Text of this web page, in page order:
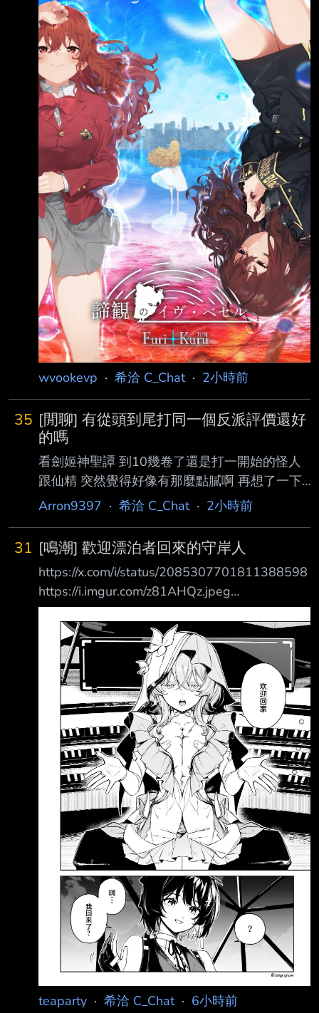
galgame這幾年有啥大作嗎？ -- 廢村少女賣得
不錯 記得是一群民俗學社團學生誤入某個異界
化的廢村 最後逃出來的故事 不過身上多少都有
殘留影響 奧丁老勞模了 當初看到這部出FD又出
2 就在想這年頭小廠難得還有賣這麼好的新IP 民
俗系題材果然還是有一定市場
wvookevp · 希洽 C_Chat· 2小時前
35 [閒聊] 有從頭到尾打同一個反派評價還好
的嗎
看劍姬神聖譚 到10幾卷了還是打一開始的怪人
跟仙精 突然覺得好像有那麼點膩啊 再想了一下
從頭到尾反派都是同一個的作品 例如怪獸九號
些反派還有相關橋段都常常被詬病 反過來評價
好的我覺得比較少這種情況 有不錯的反例嗎 --
Sent from nPTT on my iPhone 13 --
Arron9397 · 希洽 C_Chat· 2小時前
31 [鳴潮] 歡迎漂泊者回來的守岸人
https://x.com/i/status/2085307701811388598
https://i.imgur.com/z81AHQz.jpeg
https://i.imgur.com/N9m4Ywi.jpeg
https://i.imgur.com/fFRbdlZ.jpeg
https://i.imgur.com/WAwxxSk.jpeg 一回家就發
現老婆在討抱抱
https://x.com/i/status/2071560810648969491
https://i.imgur.com/7LkQ
teaparty · 希洽 C_Chat· 6小時前